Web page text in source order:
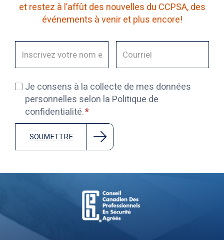
et restez à l’affût des nouvelles du CCPSA, des
événements à venir et plus encore!
Je consens à la collecte de mes données
personnelles selon la Politique de
confidentialité.
SOUMETTRE